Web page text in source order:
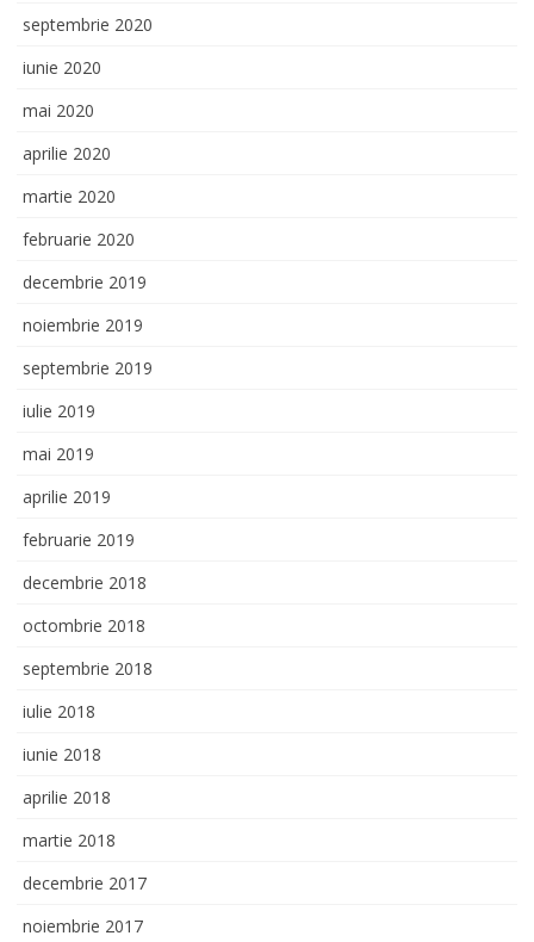
septembrie 2020
iunie 2020
mai 2020
aprilie 2020
martie 2020
februarie 2020
decembrie 2019
noiembrie 2019
septembrie 2019
iulie 2019
mai 2019
aprilie 2019
februarie 2019
decembrie 2018
octombrie 2018
septembrie 2018
iulie 2018
iunie 2018
aprilie 2018
martie 2018
decembrie 2017
noiembrie 2017